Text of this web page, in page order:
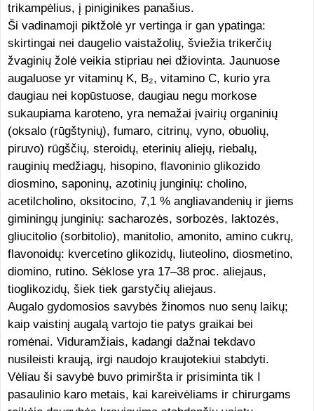
trikampėlius, į piniginikes panašius.
Ši vadinamoji piktžolė yr vertinga ir gan ypatinga:
skirtingai nei daugelio vaistažolių, šviežia trikerčių
žvaginių žolė veikia stipriau nei džiovinta. Jaunuose
augaluose yr vitaminų K, B₂, vitamino C, kurio yra
daugiau nei kopūstuose, daugiau negu morkose
sukaupiama karoteno, yra nemažai įvairių organinių
(oksalo (rūgštynių), fumaro, citrinų, vyno, obuolių,
piruvo) rūgščių, steroidų, eterinių aliejų, riebalų,
rauginių medžiagų, hisopino, flavoninio glikozido
diosmino, saponinų, azotinių junginių: cholino,
acetilcholino, oksitocino, 7,1 % angliavandenių ir jiems
giminingų junginių: sacharozės, sorbozės, laktozės,
gliucitolio (sorbitolio), manitolio, amonito, amino cukrų,
flavonoidų: kvercetino glikozidų, liuteolino, diosmetino,
diomino, rutino. Sėklose yra 17–38 proc. aliejaus,
tioglikozidų, šiek tiek garstyčių aliejaus.
Augalo gydomosios savybės žinomos nuo senų laikų;
kaip vaistinį augalą vartojo tie patys graikai bei
romėnai. Viduramžiais, kadangi dažnai tekdavo
nusileisti kraują, irgi naudojo kraujotekiui stabdyti.
Vėliau ši savybė buvo primiršta ir prisiminta tik I
pasaulinio karo metais, kai kareivėliams ir chirurgams